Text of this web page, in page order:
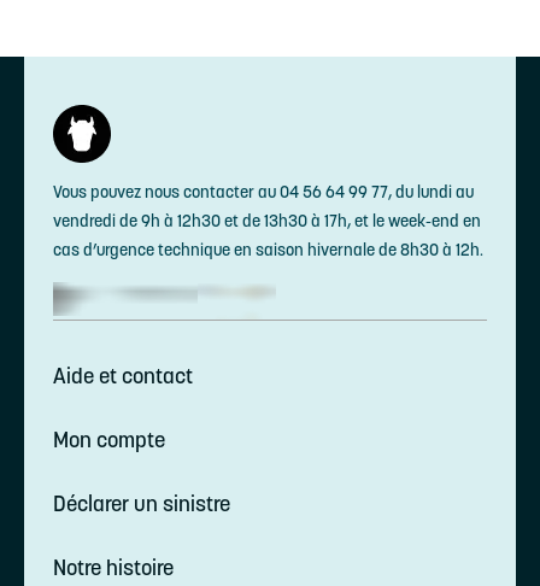
Vous pouvez nous contacter au 04 56 64 99 77, du lundi au
vendredi de 9h à 12h30 et de 13h30 à 17h, et le week-end en
cas d’urgence technique en saison hivernale de 8h30 à 12h.
Aide et contact
Mon compte
Déclarer un sinistre
Notre histoire